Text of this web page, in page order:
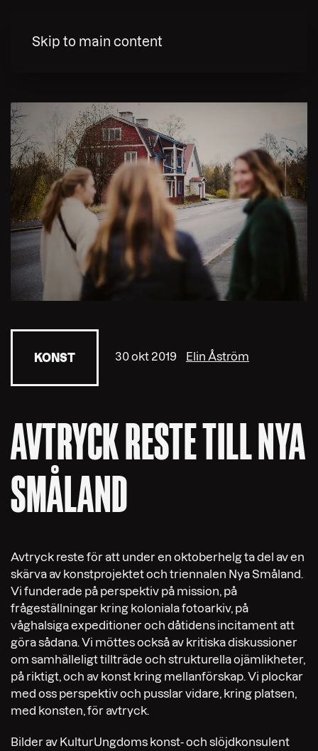
Skip to main content
KONST 30 okt 2019 Elin Åström
AVTRYCK RESTE TILL NYA
SMÅLAND
Avtryck reste för att under en oktoberhelg ta del av en
skärva av konstprojektet och triennalen Nya Småland.
Vi funderade på perspektiv på mission, på
frågeställningar kring koloniala fotoarkiv, på
våghalsiga expeditioner och dåtidens incitament att
göra sådana. Vi möttes också av kritiska diskussioner
om samhälleligt tillträde och strukturella ojämlikheter,
på riktigt, och av konst kring mellanförskap. Vi plockar
med oss perspektiv och pusslar vidare, kring platsen,
med konsten, för avtryck.
Bilder av KulturUngdoms konst- och slöjdkonsulent